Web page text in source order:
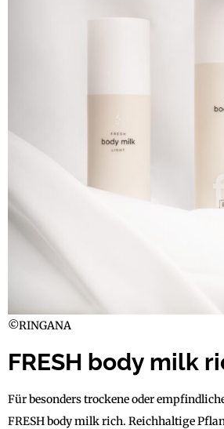
©RINGANA
FRESH body milk
Für besonders trockene oder
FRESH body milk rich. Reichhaltige